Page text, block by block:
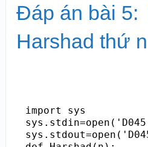
Đáp án bài 5:
Harshad thứ n
import sys